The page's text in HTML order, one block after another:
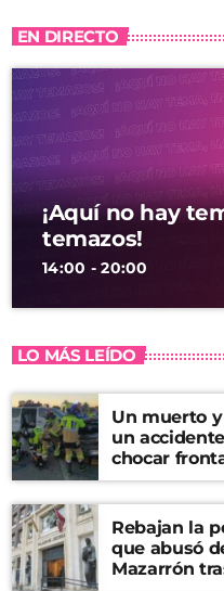
EN DIRECTO
¡Aquí no hay
temazos!
14:00 - 20:00
LO MÁS LEÍDO
Un muerto
un
chocar
y una
Rebajan la
que abusó
Mazarrón